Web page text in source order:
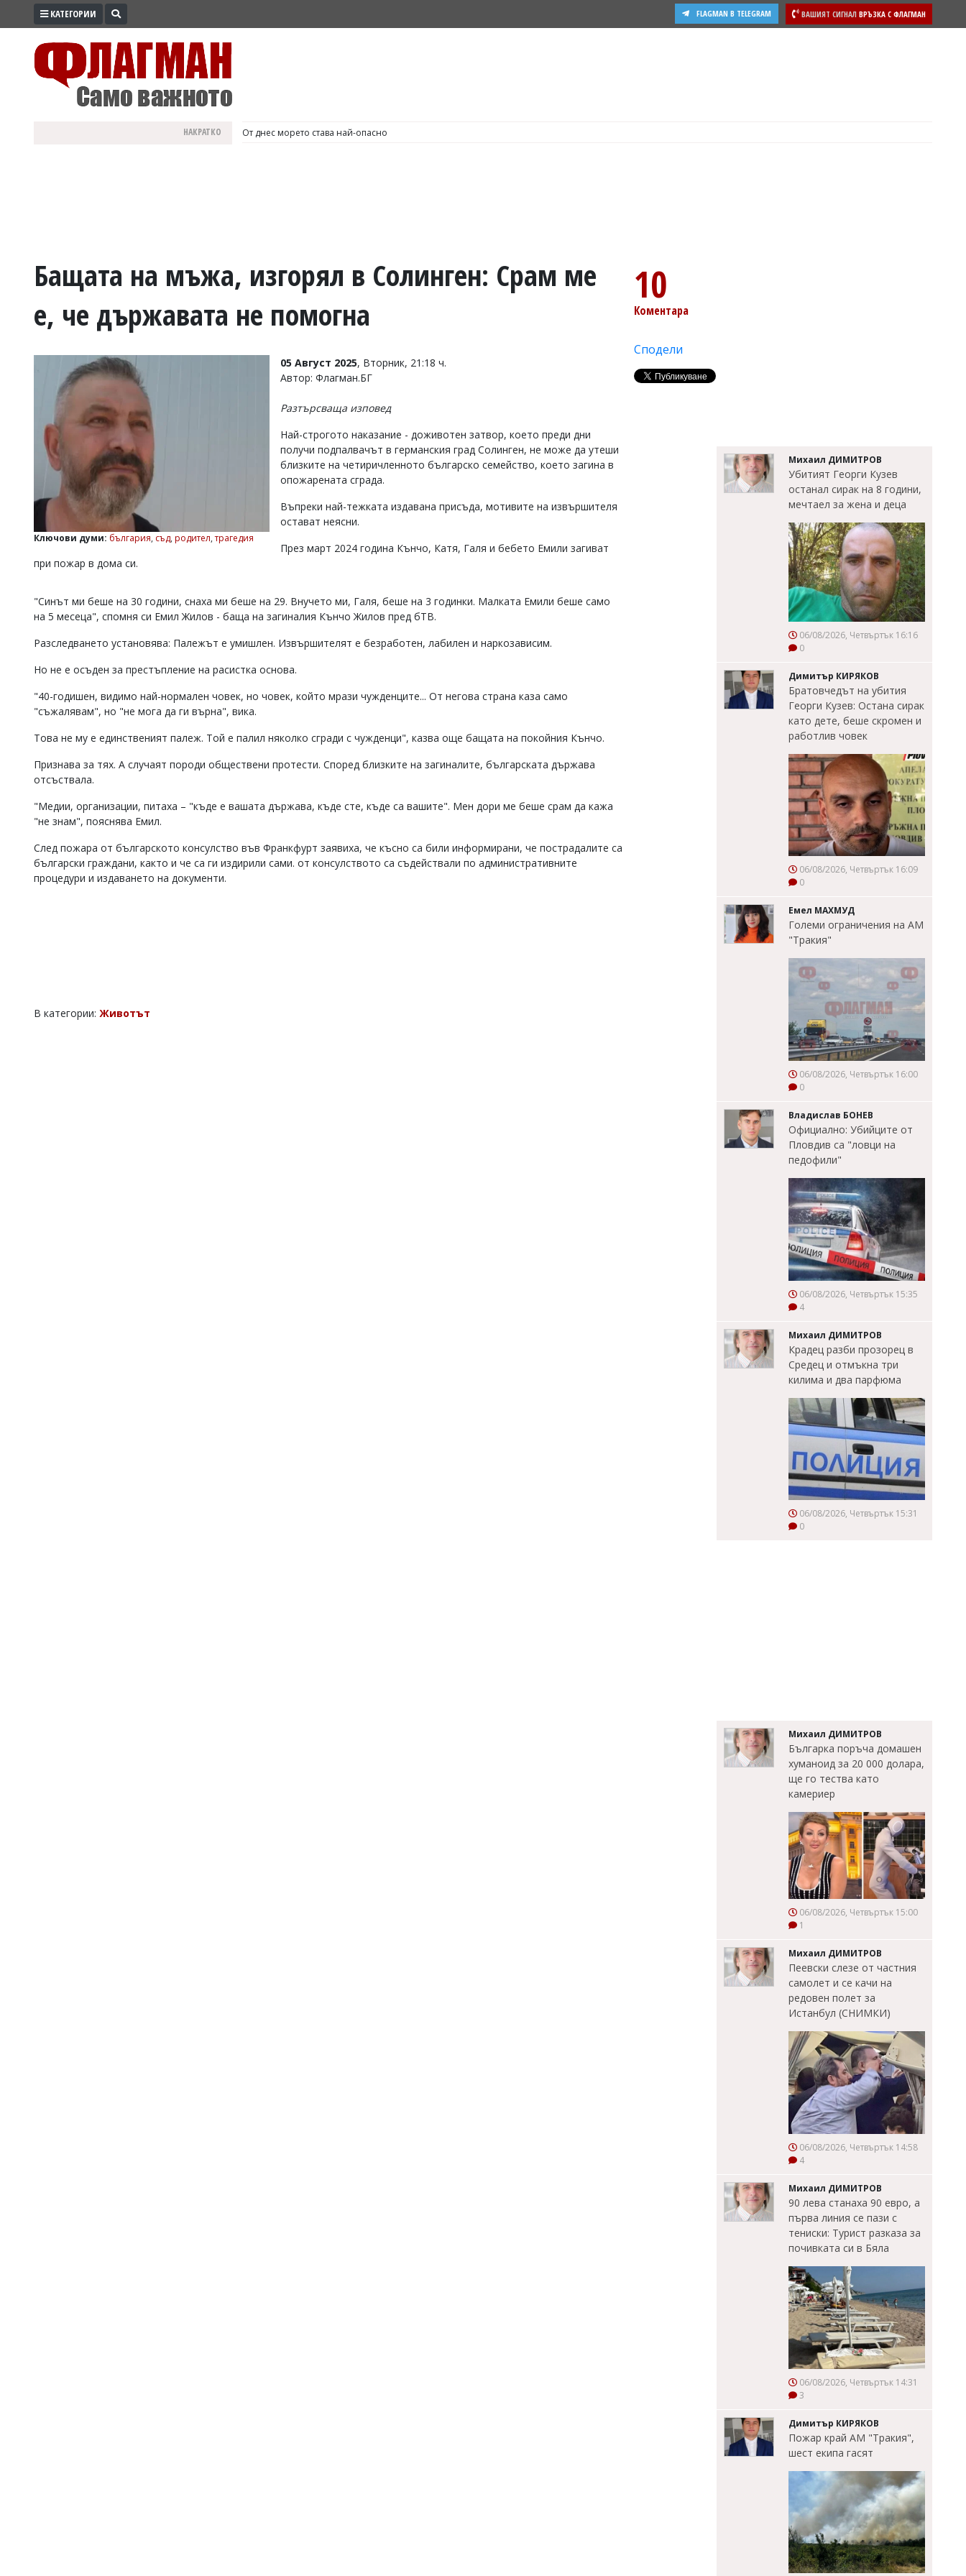
ПРОМО
ВОЙНАТА
УКРАЙНА
Управители:
v.vasilev@flagman.bg
Касабова,
k.kassabova@flagman.bg
Главен
въвеждат
читателите
редакцията
отговорност
откриете
обиден
КАТЕГОРИИ ВАШИЯТ СИГНАЛ ВРЪЗКА С ФЛАГМАН
FLAGMAN В TELEGRAM
НАКРАТКО България е №1 в ЕС по пушене на цигари
Бащата на мъжа, изгорял в Солинген: Срам ме
е, че държавата не помогна
Ключови думи: българия, съд, родител,трагедия
05 Август 2025, Вторник, 21:18 ч.
Автор: Флагман.БГ
Разтърсваща изповед
Най-строгото наказание - доживотен затвор, което преди дни
получи подпалвачът в германския град Солинген, не може да утеши
близките на четиричленното българско семейство, което загина в
опожарената сграда.
Въпреки най-тежката издавана присъда, мотивите на извършителя
остават неясни.
През март 2024 година Кънчо, Катя, Галя и бебето Емили загиват
при пожар в дома си.
"Синът ми беше на 30 години, снаха ми беше на 29. Внучето ми, Галя, беше на 3 годинки. Малката Емили беше само
на 5 месеца", спомня си Емил Жилов - баща на загиналия Кънчо Жилов пред бТВ.
Разследването установява: Палежът е умишлен. Извършителят е безработен, лабилен и наркозависим.
Но не е осъден за престъпление на расистка основа.
"40-годишен, видимо най-нормален човек, но човек, който мрази чужденците... От негова страна каза само
"съжалявам", но "не мога да ги върна", вика.
Това не му е единственият палеж. Той е палил няколко сгради с чужденци", казва още бащата на покойния Кънчо.
Признава за тях. А случаят породи обществени протести. Според близките на загиналите, българската държава
отсъствала.
"Медии, организации, питаха – "къде е вашата държава, къде сте, къде са вашите". Мен дори ме беше срам да кажа
"не знам", пояснява Емил.
След пожара от българското консулство във Франкфурт заявиха, че късно са били информирани, че пострадалите са
български граждани, както и че са ги издирили сами. от консулството са съдействали по административните
процедури и издаването на документи.
В категории: Животът
10
Коментара
Сподели
Михаил ДИМИТРОВ
Убитият Георги Кузев
останал сирак на 8 години,
мечтаел за жена и деца
06/08/2026, Четвъртък 16:16
0
Димитър КИРЯКОВ
Братовчедът на убития
Георги Кузев: Остана сирак
като дете, беше скромен и
работлив човек
06/08/2026, Четвъртък 16:09
0
Емел МАХМУД
Големи ограничения на АМ
"Тракия"
06/08/2026, Четвъртък 16:00
0
Владислав БОНЕВ
Официално: Убийците от
Пловдив са "ловци на
педофили"
06/08/2026, Четвъртък 15:35
4
Михаил ДИМИТРОВ
Крадец разби прозорец в
Средец и отмъкна три
килима и два парфюма
06/08/2026, Четвъртък 15:31
0
Михаил ДИМИТРОВ
Българка поръча домашен
хуманоид за 20 000 долара,
ще го тества като
камериер
06/08/2026, Четвъртък 15:00
1
Михаил ДИМИТРОВ
Пеевски слезе от частния
самолет и се качи на
редовен полет за
Истанбул (СНИМКИ)
06/08/2026, Четвъртък 14:58
4
Михаил ДИМИТРОВ
90 лева станаха 90 евро, а
първа линия се пази с
тениски: Турист разказа за
почивката си в Бяла
06/08/2026, Четвъртък 14:31
3
Димитър КИРЯКОВ
Пожар край АМ "Тракия",
шест екипа гасят